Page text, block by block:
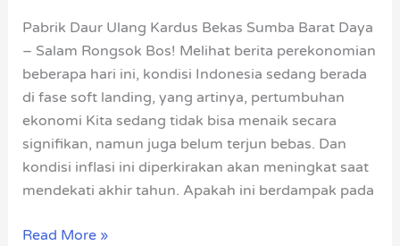
Pabrik Daur Ulang Kardus Bekas Sumba Barat Daya
– Salam Rongsok Bos! Melihat berita perekonomian
beberapa hari ini, kondisi Indonesia sedang berada
di fase soft landing, yang artinya, pertumbuhan
ekonomi Kita sedang tidak bisa menaik secara
signifikan, namun juga belum terjun bebas. Dan
kondisi inflasi ini diperkirakan akan meningkat saat
mendekati akhir tahun. Apakah ini berdampak pada
Read More »